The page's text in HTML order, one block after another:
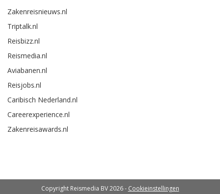
Zakenreisnieuws.nl
Triptalk.nl
Reisbizz.nl
Reismedia.nl
Aviabanen.nl
Reisjobs.nl
Caribisch Nederland.nl
Careerexperience.nl
Zakenreisawards.nl
Copyright Reismedia BV 2026 - Cookieinstellingen